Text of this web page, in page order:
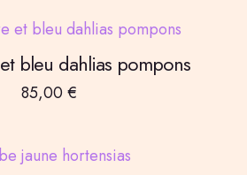
bleu dahlias pompons
85,00 €